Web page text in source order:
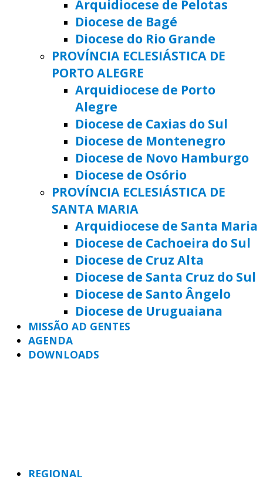
Arquidiocese de Pelotas
Diocese de Bagé
Diocese do Rio Grande
PROVÍNCIA ECLESIÁSTICA DE
PORTO ALEGRE
Arquidiocese de Porto
Alegre
Diocese de Caxias do Sul
Diocese de Montenegro
Diocese de Novo Hamburgo
Diocese de Osório
PROVÍNCIA ECLESIÁSTICA DE
SANTA MARIA
Arquidiocese de Santa Maria
Diocese de Cachoeira do Sul
Diocese de Cruz Alta
Diocese de Santa Cruz do Sul
Diocese de Santo Ângelo
Diocese de Uruguaiana
MISSÃO AD GENTES
AGENDA
DOWNLOADS
REGIONAL